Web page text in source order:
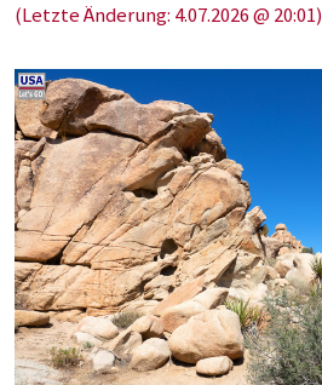
(Letzte Änderung: 4.07.2026 @ 20:01)